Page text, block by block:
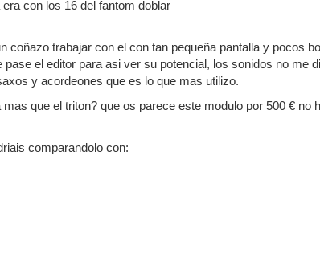
con los 16 del fantom doblar
coñazo trabajar con el con tan pequeña pantalla y pocos
el editor para asi ver su potencial, los sonidos no me
y acordeones que es lo que mas utilizo.
que el triton? que os parece este modulo por 500 € no
comparandolo con: